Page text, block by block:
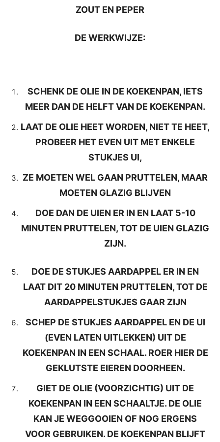
ZOUT EN PEPER
DE WERKWIJZE:
SCHENK DE OLIE IN DE KOEKENPAN, IETS
MEER DAN DE HELFT VAN DE KOEKENPAN.
LAAT DE OLIE HEET WORDEN, NIET TE HEET,
PROBEER HET EVEN UIT MET ENKELE
STUKJES UI,
ZE MOETEN WEL GAAN PRUTTELEN, MAAR
MOETEN GLAZIG BLIJVEN
DOE DAN DE UIEN ER IN EN LAAT 5-10
MINUTEN PRUTTELEN, TOT DE UIEN GLAZIG
ZIJN.
DOE DE STUKJES AARDAPPEL ER IN EN
LAAT DIT 20 MINUTEN PRUTTELEN, TOT DE
AARDAPPELSTUKJES GAAR ZIJN
SCHEP DE STUKJES AARDAPPEL EN DE UI
(EVEN LATEN UITLEKKEN) UIT DE
KOEKENPAN IN EEN SCHAAL. ROER HIER DE
GEKLUTSTE EIEREN DOORHEEN.
GIET DE OLIE (VOORZICHTIG) UIT DE
KOEKENPAN IN EEN SCHAALTJE. DE OLIE
KAN JE WEGGOOIEN OF NOG ERGENS
VOOR GEBRUIKEN. DE KOEKENPAN BLIJFT